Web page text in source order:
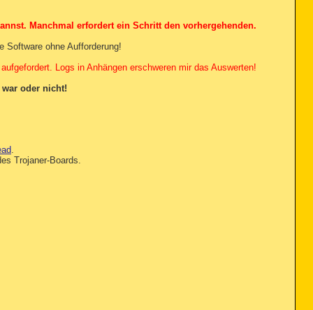
Manchmal erfordert ein Schritt den vorhergehenden.
Software ohne Aufforderung!
Logs in Anhängen erschweren mir das Auswerten!
oder nicht!
Trojaner-Boards.